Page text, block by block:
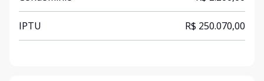
IPTU R$ 250.070,00